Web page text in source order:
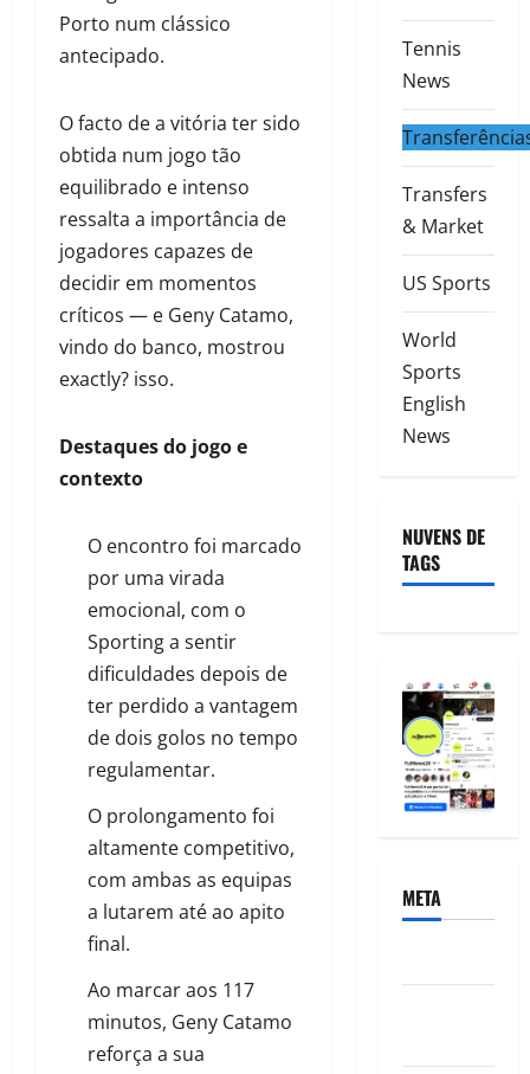
Porto num clássico
antecipado.
O facto de a vitória ter sido
obtida num jogo tão
equilibrado e intenso
ressalta a importância de
jogadores capazes de
decidir em momentos
críticos — e Geny Catamo,
vindo do banco, mostrou
exactly? isso.
Destaques do jogo e
contexto
O encontro foi marcado
por uma virada
emocional, com o
Sporting a sentir
dificuldades depois de
ter perdido a vantagem
de dois golos no tempo
regulamentar.
O prolongamento foi
altamente competitivo,
com ambas as equipas
a lutarem até ao apito
final.
Ao marcar aos 117
minutos, Geny Catamo
reforça a sua
Tennis
News
Transfers
& Market
US Sports
World
Sports
English
News
NUVENS DE
TAGS
META